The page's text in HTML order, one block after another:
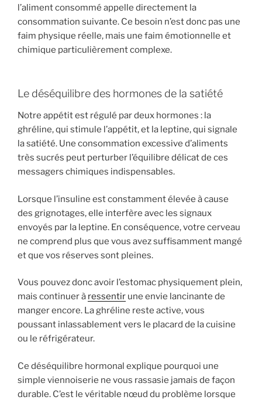
l’aliment consommé appelle directement la
consommation suivante. Ce besoin n’est donc pas une
faim physique réelle, mais une faim émotionnelle et
chimique particulièrement complexe.
Le déséquilibre des hormones de la satiété
Notre appétit est régulé par deux hormones : la
ghréline, qui stimule l’appétit, et la leptine, qui signale
la satiété. Une consommation excessive d’aliments
très sucrés peut perturber l’équilibre délicat de ces
messagers chimiques indispensables.
Lorsque l’insuline est constamment élevée à cause
des grignotages, elle interfère avec les signaux
envoyés par la leptine. En conséquence, votre cerveau
ne comprend plus que vous avez suffisamment mangé
et que vos réserves sont pleines.
Vous pouvez donc avoir l’estomac physiquement plein,
mais continuer à ressentir une envie lancinante de
manger encore. La ghréline reste active, vous
poussant inlassablement vers le placard de la cuisine
ou le réfrigérateur.
Ce déséquilibre hormonal explique pourquoi une
simple viennoiserie ne vous rassasie jamais de façon
durable. C’est le véritable nœud du problème lorsque